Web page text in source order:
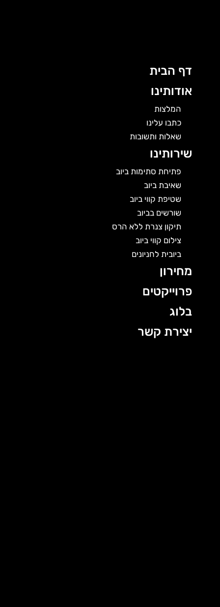
דף הבית
אודותינו
המלצות
כתבו עלינו
שאלות ותשובות
שירותינו
פתיחת סתימות ביוב
שאיבת ביוב
שטיפת קווי ביוב
שורשים בביוב
תיקון צנרת ללא הרס
צילום קווי ביוב
ביובית לחניונים
מחירון
פרוייקטים
בלוג
יצירת קשר